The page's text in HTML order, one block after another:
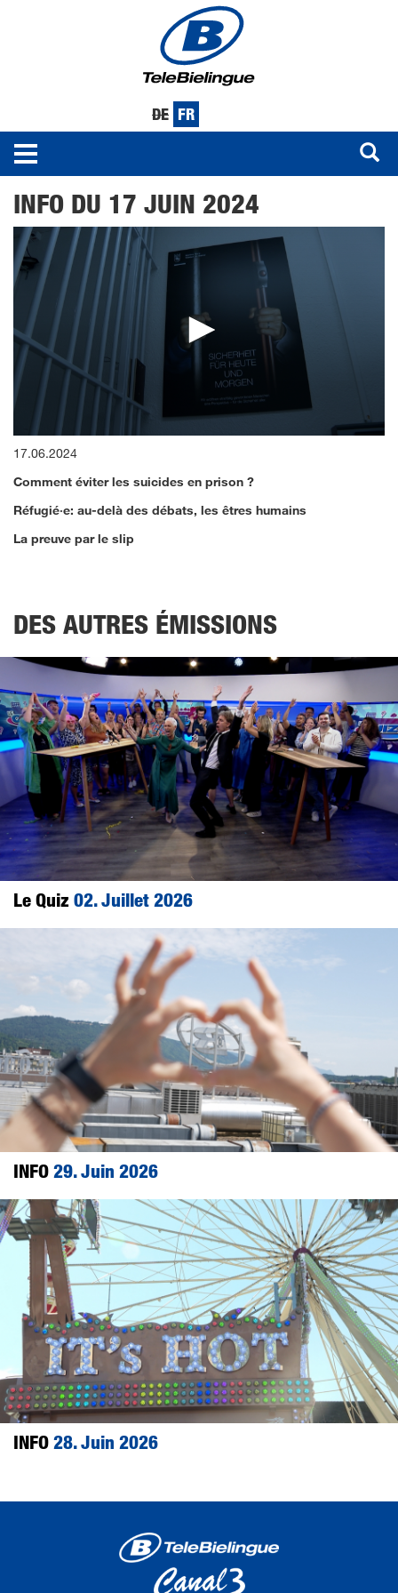
contenu
principal
DE FR
INFO DU 17 JUIN 2024
seconds
13
55
17.06.2024
Comment éviter les suicides en prison ?
Réfugié·e: au-delà des débats, les êtres humains
La preuve par le slip
DES AUTRES ÉMISSIONS
Le Quiz 02. Juillet 2026
INFO29. Juin 2026
INFO28. Juin 2026